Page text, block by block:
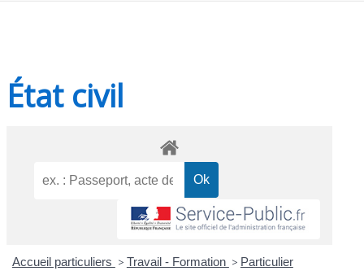
État civil
Accueil particuliers > Travail - Formation > Particulier